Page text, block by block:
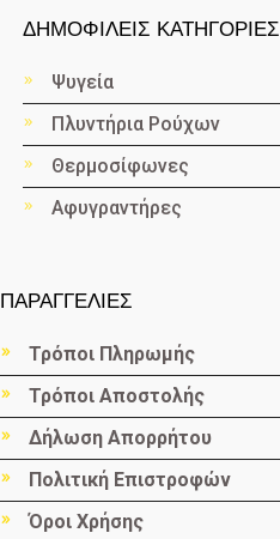
ΔΗΜΟΦΙΛΕΙΣ ΚΑΤΗΓΟΡΙΕΣ
Ψυγεία
Πλυντήρια Ρούχων
Θερμοσίφωνες
Αφυγραντήρες
ΠΑΡΑΓΓΕΛΙΕΣ
Τρόποι Πληρωμής
Τρόποι Αποστολής
Δήλωση Απορρήτου
Πολιτική Επιστροφών
Όροι Χρήσης